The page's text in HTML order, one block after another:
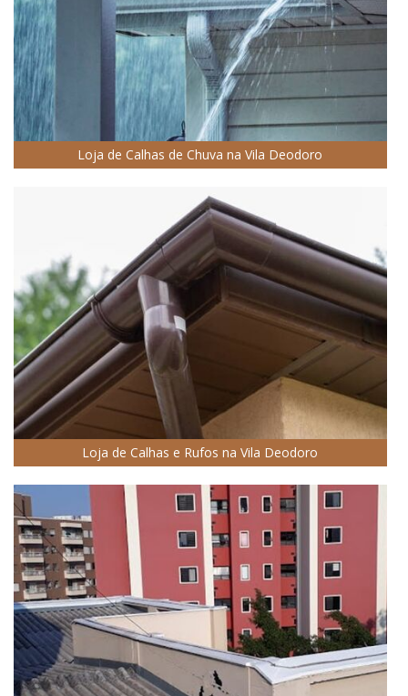
Loja de Calhas de Chuva na Vila Deodoro
Loja de Calhas e Rufos na Vila Deodoro